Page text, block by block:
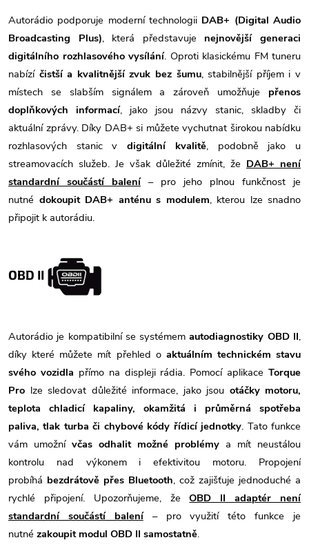
Autorádio podporuje moderní technologii DAB+ (Digital Audio
Broadcasting Plus), která představuje
nejnovější generaci
digitálního rozhlasového vysílání. Oproti klasickému FM tuneru
nabízí čistší a kvalitnější zvuk bez šumu, stabilnější příjem i v
místech se slabším signálem a zároveň umožňuje
přenos
doplňkových informací, jako jsou názvy stanic, skladby či
aktuální zprávy. Díky DAB+ si můžete vychutnat širokou nabídku
rozhlasových stanic v
digitální kvalitě, podobně jako u
streamovacích služeb. Je však důležité zmínit, že DAB+ není
standardní součástí balení – pro jeho plnou funkčnost je
nutné dokoupit DAB+ anténu s modulem, kterou lze snadno
připojit k autorádiu.
OBD II
Autorádio je kompatibilní se systémem autodiagnostiky OBD II,
díky které můžete mít přehled o aktuálním technickém stavu
svého vozidla přímo na displeji rádia. Pomocí aplikace Torque
Pro lze sledovat důležité informace, jako jsou otáčky motoru,
teplota chladicí kapaliny, okamžitá i průměrná spotřeba
paliva, tlak turba či chybové kódy řídicí jednotky. Tato funkce
vám umožní včas odhalit možné problémy a mít neustálou
kontrolu nad výkonem i efektivitou motoru. Propojení
probíhá bezdrátově přes Bluetooth, což zajišťuje jednoduché a
rychlé připojení. Upozorňujeme, že
OBD II adaptér není
standardní součástí balení
– pro využití této funkce je
nutné zakoupit modul OBD II samostatně.